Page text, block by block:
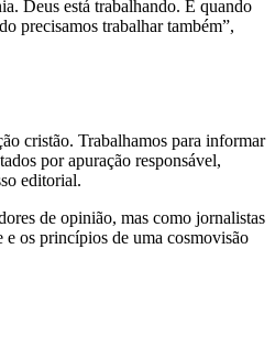
Deus está trabalhando. E quando
precisamos trabalhar também”,
cristão. Trabalhamos para informar
por apuração responsável,
editorial.
de opinião, mas como jornalistas
os princípios de uma cosmovisão